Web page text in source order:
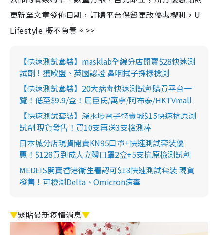
更新至文章發佈日期，訂購平台保留更改優惠權利，U
Lifestyle 概不負責。>>
【快速測試套裝】masklab全線分店開賣$28快速測
試劑！獲歐盟、英國認證 鼻咽拭子採樣檢測
【快速測試套裝】20大病毒快速測試劑購買平台一
覽！低至$9.9/盒！屈臣氏/萬寧/阿布泰/HKTVmall
【快速測試套裝】深水埗電子特賣城$15快速抗原測
試劑 現貨發售！買10支再送3支檢測棒
日本城分店現貨開賣KN95口罩+快速測試套裝優
惠！$128買到成人立體口罩2盒+5支抗原檢測試劑
MEDEIS開賣香港衛生署認可$18快速測試套裝 現貨
發售！可檢測Delta、Omicron病毒
▼緊貼最新疫情消息▼